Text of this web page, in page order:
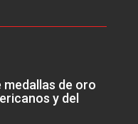
de oro
y del